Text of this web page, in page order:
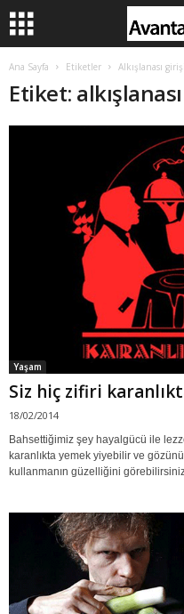
Ana Sayfa Etiketler Alkışlanası
Etiket:
Yaşam
Siz hiç zifiri
18/02/2014
Bahsettiğimiz şey hayalgücü ile
karanlıkta yemek yiyebilir ve
kullanmanın güzelliğini